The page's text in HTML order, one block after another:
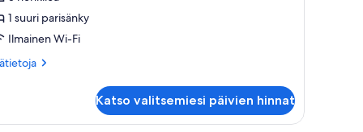
1 suuri parisänky
Ilmainen Wi-Fi
Katso valitsemiesi päivien hinnat